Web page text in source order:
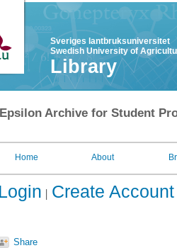
Sveriges lantbruksuniversitet
Swedish University of
Library
Epsilon Archive for Student
Home About
Login Create Account
Share